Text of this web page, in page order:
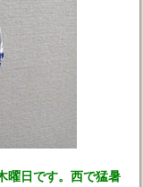
曜日です。西で猛暑